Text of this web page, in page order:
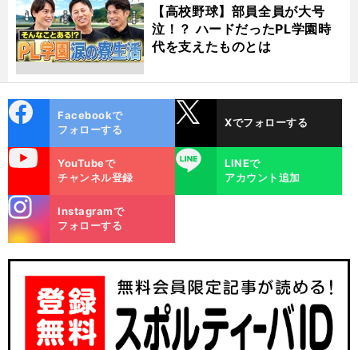
【高校野球】部員全員が大号
泣！？ ハードだったPL学園時
代を支えたものとは
動画
ok
Facebookで
フォローする
Xでフォローする
YouTubeで
チャンネル登録
LINE
LINEで
アカウント追加
m
Instagramで
フォローする